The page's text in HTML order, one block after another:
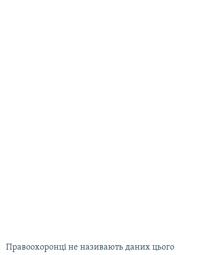
Правоохоронці не називають даних цього